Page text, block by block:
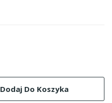
Dodaj Do Koszyka